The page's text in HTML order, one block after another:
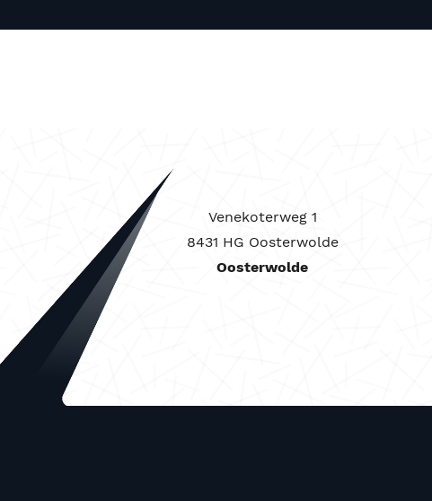
Venekoterweg 1
8431 HG Oosterwolde
Oosterwolde